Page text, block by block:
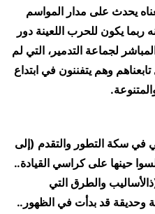
يحدث على مدار المواسم
ربما يكون للحرب اللعينة دور
لجماعة التدمير، التي لم
وهم يتفننون في ابتداع
في سكة التطور والتقدم (إلى
حينها على كراسي القيادة..
والطرق التي
وحديقة قد بدأت في الظهور..